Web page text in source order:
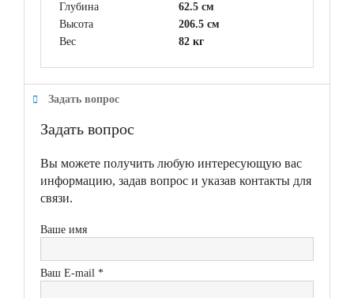
Глубина
62.5 см
Высота
206.5 см
Вес
82 кг
Задать вопрос
Задать вопрос
Вы можете получить любую интересующую вас
информацию, задав вопрос и указав контакты для
связи.
Ваше имя
Ваш E-mail *